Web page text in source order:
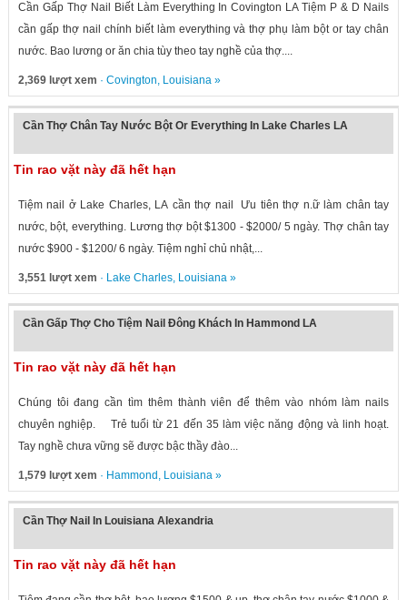
Cần Gấp Thợ Nail Biết Làm Everything In Covington LA Tiệm P & D Nails
cần gấp thợ nail chính biết làm everything và thợ phụ làm bột or tay chân
nước. Bao lương or ăn chia tùy theo tay nghề của thợ....
2,369 lượt xem · Covington, Louisiana»
Cần Thợ Chân Tay Nước Bột Or Everything In Lake Charles LA
Tin rao vặt này đã hết hạn
Tiệm nail ở Lake Charles, LA cần thợ nail Ưu tiên thợ n.ữ làm chân tay
nước, bột, everything. Lương thợ bột $1300 - $2000/ 5 ngày. Thợ chân tay
nước $900 - $1200/ 6 ngày. Tiệm nghỉ chủ nhật,...
3,551 lượt xem · Lake Charles, Louisiana»
Cần Gấp Thợ Cho Tiệm Nail Đông Khách In Hammond LA
Tin rao vặt này đã hết hạn
Chúng tôi đang cần tìm thêm thành viên để thêm vào nhóm làm nails
chuyên nghiệp. Trẻ tuổi từ 21 đến 35 làm việc năng động và linh hoạt.
Tay nghề chưa vững sẽ được bậc thầy đào...
1,579 lượt xem · Hammond , Louisiana»
Cần Thợ Nail In Louisiana Alexandria
Tin rao vặt này đã hết hạn